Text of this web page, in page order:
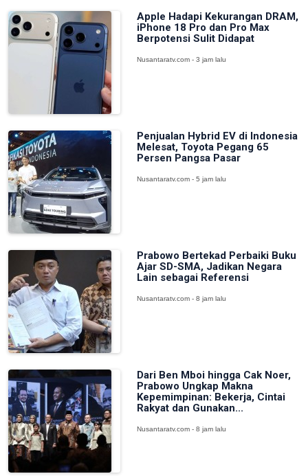
Apple Hadapi Kekurangan DRAM,
iPhone 18 Pro dan Pro Max
Berpotensi Sulit Didapat
Nusantaratv.com - 3 jam lalu
Penjualan Hybrid EV di Indonesia
Melesat, Toyota Pegang 65
Persen Pangsa Pasar
Nusantaratv.com - 5 jam lalu
Prabowo Bertekad Perbaiki Buku
Ajar SD-SMA, Jadikan Negara
Lain sebagai Referensi
Nusantaratv.com - 8 jam lalu
Dari Ben Mboi hingga Cak Noer,
Prabowo Ungkap Makna
Kepemimpinan: Bekerja, Cintai
Rakyat dan Gunakan...
Nusantaratv.com - 8 jam lalu